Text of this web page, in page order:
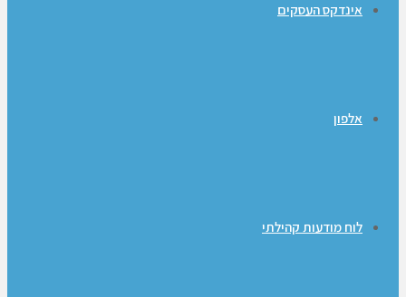
אינדקס העסקים
אלפון
לוח מודעות קהילתי